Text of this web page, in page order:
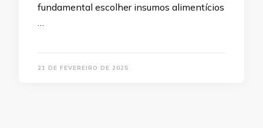
fundamental escolher insumos alimentícios
21 DE FEVEREIRO DE 2025